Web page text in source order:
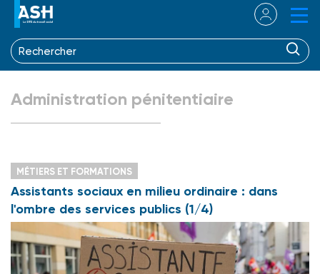
Administration pénitentiaire
MÉTIERS ET FORMATIONS
Assistants sociaux en milieu ordinaire : dans
l'ombre des services publics (1/4)